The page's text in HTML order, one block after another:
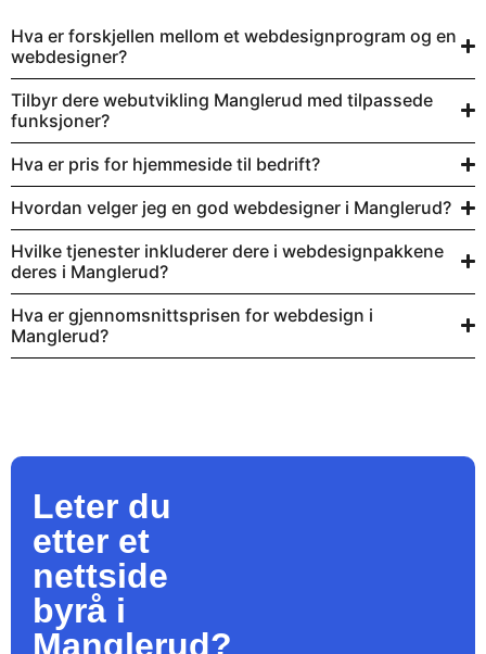
Hva er forskjellen mellom et webdesignprogram og en
webdesigner?
Tilbyr dere webutvikling Manglerud med tilpassede
funksjoner?
Hva er pris for hjemmeside til bedrift?
Hvordan velger jeg en god webdesigner i Manglerud?
Hvilke tjenester inkluderer dere i webdesignpakkene
deres i Manglerud?
Hva er gjennomsnittsprisen for webdesign i
Manglerud?
Leter du
etter et
nettside
byrå i
Manglerud?